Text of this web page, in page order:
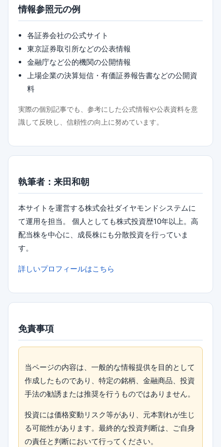
情報参照元の例
各証券会社の公式サイト
東京証券取引所などの公表情報
金融庁など公的機関の公開情報
上場企業の決算短信・有価証券報告書などの公開資
料
実際の個別記事でも、参考にした公式情報や公表資料を意
識して反映し、信頼性の向上に努めています。
執筆者：来田和朝
本サイトを運営する株式会社ダイヤモンドシステムに
て運用を担当。 個人としても株式投資歴10年以上。高
配当株を中心に、成長株にも分散投資を行っていま
す。
詳しいプロフィールはこちら
免責事項
当ページの内容は、一般的な情報提供を目的として
作成したものであり、特定の銘柄、金融商品、投資
手法の勧誘または推奨を行うものではありません。
投資には価格変動リスク等があり、元本割れが生じ
る可能性があります。最終的な投資判断は、ご自身
の責任と判断において行ってください。